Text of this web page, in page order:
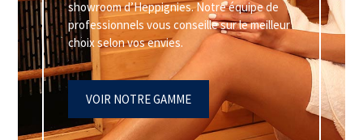
showroom d’Heppignies. Notre équipe de
professionnels vous conseille sur le meilleur
choix selon vos envies.
VOIR NOTRE GAMME